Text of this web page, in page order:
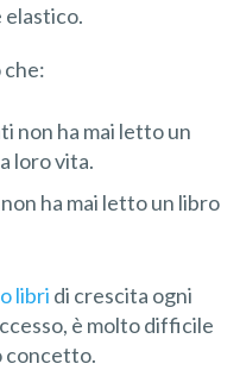
elastico.
non ha mai letto un
loro vita.
ha mai letto un libro
libri di crescita ogni
è molto difficile
concetto.